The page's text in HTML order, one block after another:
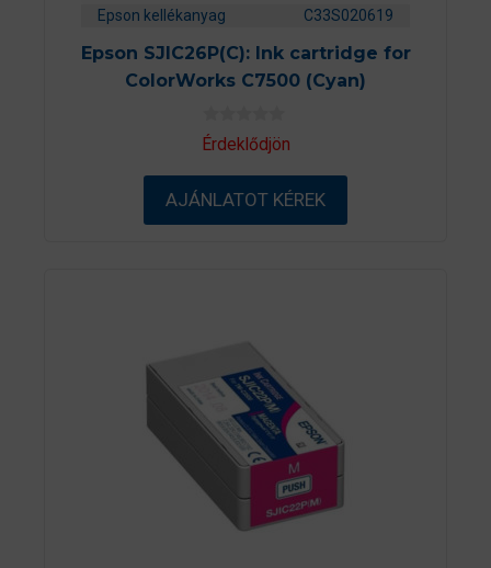
Epson kellékanyag C33S020619
Epson SJIC26P(C): Ink cartridge for
ColorWorks C7500 (Cyan)
0
a
-
ő
Érdeklődjön
AJÁNLATOT KÉREK